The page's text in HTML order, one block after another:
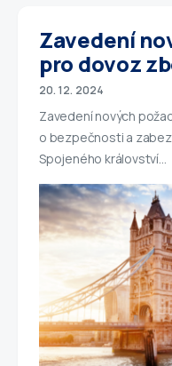
Zavedení
pro dovoz
20. 12. 2024
Zavedení nových
o bezpečnosti a
Spojeného království…